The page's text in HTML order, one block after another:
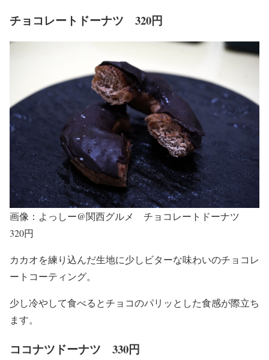
チョコレートドーナツ 320円
画像：よっしー@関西グルメ チョコレートドーナツ
320円
カカオを練り込んだ生地に少しビターな味わいのチョコレ
ートコーティング。
少し冷やして食べるとチョコのパリッとした食感が際立ち
ます。
ココナツドーナツ 330円